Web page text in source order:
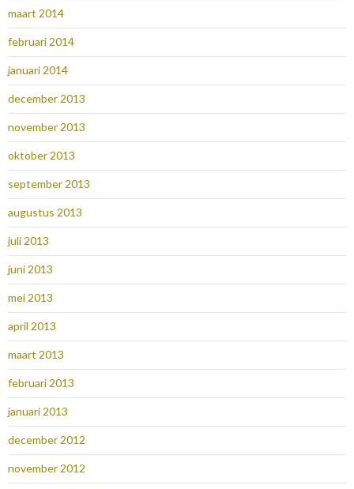
maart 2014
februari 2014
januari 2014
december 2013
november 2013
oktober 2013
september 2013
augustus 2013
juli 2013
juni 2013
mei 2013
april 2013
maart 2013
februari 2013
januari 2013
december 2012
november 2012